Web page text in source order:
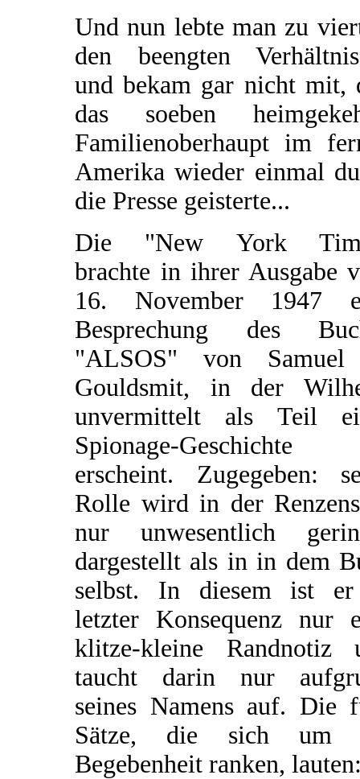
Und nun lebte man zu
den beengten
und bekam gar nicht mit,
das soeben
Familienoberhaupt im
Amerika wieder einmal
die Presse geisterte...
Die "New York
brachte in ihrer Ausgabe
16. November 1947
Besprechung des
"ALSOS" von
Gouldsmit, in der
unvermittelt als Teil
Spionage-Geschichte
erscheint. Zugegeben:
Rolle wird in der
nur unwesentlich
dargestellt als in in dem
selbst. In diesem ist
letzter Konsequenz nur
klitze-kleine Randnotiz
taucht darin nur
seines Namens auf. Die
Sätze, die sich um
Begebenheit ranken,